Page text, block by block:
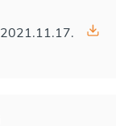
2021.11.17.